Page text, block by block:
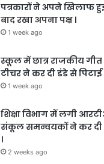
पत्रकारों ने अपने खिलाफ
बाद रखा अपना पक्ष ।
1 week ago
स्कूल में छात्र राजकीय गीत
टीचर ने कर दी डंडे से पिटाई
1 week ago
शिक्षा विभाग में लगी
संकूल समन्वयकों ने कर दी
।
2 weeks ago